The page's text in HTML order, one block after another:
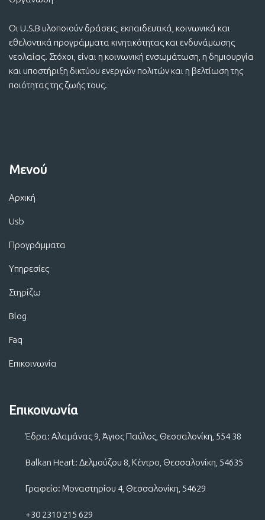
Οι U.S.B υλοποιούν δράσεις, εκπαιδευτικά, κοινωνικά και
εθελοντικά προγράμματα κινητικότητας και ενδυνάμωσης
νεολαίας. Στόχοι, είναι η κοινωνική ενσωμάτωση, η δημιουργία
και υποστήριξη δικτύου ενεργών πολιτών και η βελτίωση της
ποιότητας της ζωής τους.
Μενού
Αρχική
Usb
Προγράμματα
Υπηρεσίες
Στηρίζω
Blog
Faq
Επικοινωνία
Επικοινωνία
Έδρα: Αλαμάνας 9, Άγιος Παύλος, Θεσσαλονίκη, 554 38
Balkan Heart: Δελμούζου 8, Κέντρο, Θεσσαλονίκη, 54635
Γραφείο: Μοναστηρίου 4, Θεσσαλονίκη, 54629
+30 2310 215 629